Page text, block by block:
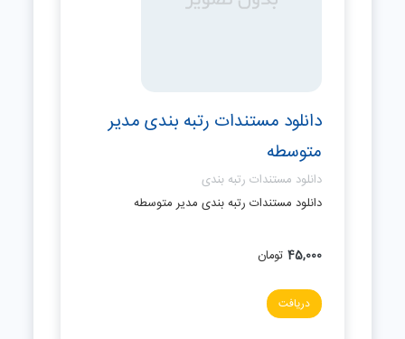
دانلود مستندات رتبه بندی مدیر
متوسطه
دانلود مستندات رتبه بندی
دانلود مستندات رتبه بندی مدیر متوسطه
45,000 تومان
دریافت